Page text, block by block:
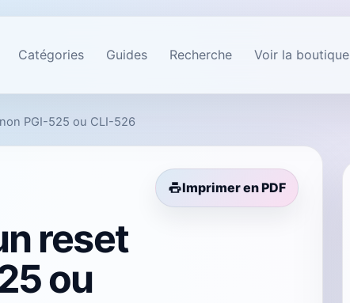
Catégories Guides Recherche Voir la boutique
PGI-525 ou CLI-526
Imprimer en PDF
reset
ou